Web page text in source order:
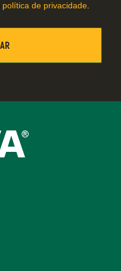
política de privacidade